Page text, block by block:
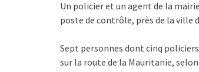
Un policier et un agent de la
poste de contrôle, près de la ville
Sept personnes dont cinq
sur la route de la Mauritanie,